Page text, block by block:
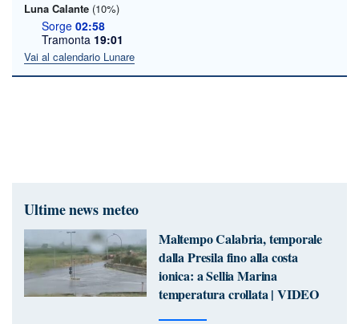
Luna Calante (10%)
Sorge 02:58
Tramonta 19:01
Vai al calendario Lunare
Ultime news meteo
Maltempo Calabria, temporale
dalla Presila fino alla costa
ionica: a Sellia Marina
temperatura crollata | VIDEO